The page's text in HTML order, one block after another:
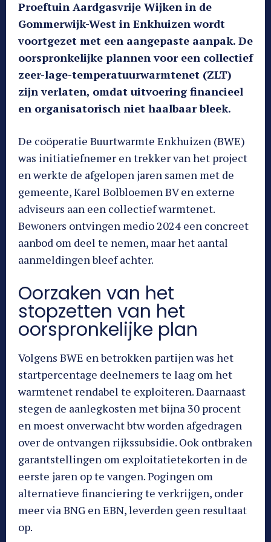
Proeftuin Aardgasvrije Wijken in de
Gommerwijk-West in Enkhuizen wordt
voortgezet met een aangepaste aanpak. De
oorspronkelijke plannen voor een collectief
zeer-lage-temperatuurwarmtenet (ZLT)
zijn verlaten, omdat uitvoering financieel
en organisatorisch niet haalbaar bleek.
De coöperatie Buurtwarmte Enkhuizen (BWE)
was initiatiefnemer en trekker van het project
en werkte de afgelopen jaren samen met de
gemeente, Karel Bolbloemen BV en externe
adviseurs aan een collectief warmtenet.
Bewoners ontvingen medio 2024 een concreet
aanbod om deel te nemen, maar het aantal
aanmeldingen bleef achter.
Oorzaken van het
stopzetten van het
oorspronkelijke plan
Volgens BWE en betrokken partijen was het
startpercentage deelnemers te laag om het
warmtenet rendabel te exploiteren. Daarnaast
stegen de aanlegkosten met bijna 30 procent
en moest onverwacht btw worden afgedragen
over de ontvangen rijkssubsidie. Ook ontbraken
garantstellingen om exploitatietekorten in de
eerste jaren op te vangen. Pogingen om
alternatieve financiering te verkrijgen, onder
meer via BNG en EBN, leverden geen resultaat
op.